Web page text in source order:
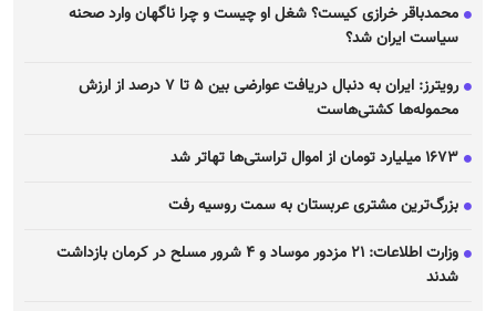
محمدباقر خرازی کیست؟ شغل او چیست و چرا ناگهان وارد صحنه
سیاست ایران شد؟
رویترز: ایران به دنبال دریافت عوارضی بین ۵ تا ۷ درصد از ارزش
محموله‌ها کشتی‌هاست
۱۶۷۳ میلیارد تومان از اموال تراستی‌ها تهاتر شد
بزرگ‌ترین مشتری عربستان به سمت روسیه رفت
وزارت اطلاعات: ۲۱ مزدور موساد و ۴ شرور مسلح در کرمان بازداشت
شدند